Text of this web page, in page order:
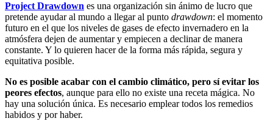
Project Drawdown es una organización sin ánimo de lucro que
pretende ayudar al mundo a llegar al punto drawdown: el momento
futuro en el que los niveles de gases de efecto invernadero en la
atmósfera dejen de aumentar y empiecen a declinar de manera
constante. Y lo quieren hacer de la forma más rápida, segura y
equitativa posible.
No es posible acabar con el cambio climático, pero sí evitar los
peores efectos, aunque para ello no existe una receta mágica. No
hay una solución única. Es necesario emplear todos los remedios
habidos y por haber.